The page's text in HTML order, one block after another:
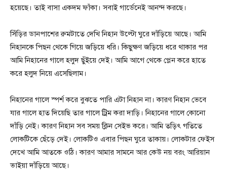
হয়েছে। তাই বাসা একদম ফাঁকা। সবাই গার্ডেনেই আনন্দ করছে।
সিঁড়ির ডানপাশের রুমটাতে দেখি নিহান উল্টো ঘুরে দাঁড়িয়ে আছে। আমি
নিহানকে পিছন থেকে গিয়ে জড়িয়ে ধরি। কিছুক্ষণ জড়িয়ে ধরে থাকার পর
আমি নিহানের গালে হলুদ ছুঁইয়ে দেই। আমি আগে থেকে প্লেন করে হাতে
করে হলুদ নিয়ে এসেছিলাম।
নিহানের গালে স্পর্শ করে বুঝতে পারি এটা নিহান না। কারণ নিহান ভেবে
যার গালে হাত দিয়েছি তার গালে ট্রিম করা দাড়ি। নিহানের গালে কোনো
দাঁড়ি নেই। কারণ নিহান সব সময় ক্লিন সেইভ করে। আমি তড়িৎ গতিতে
লোকটিকে ছেঁড়ে দেই। লোকটিও এবার পিছন ঘুরে তাকায়। লোকটার ফেইস
দেখে আমি আতকে ওঠি। কারণ আমার সামনে আর কেউ নয় বরং আরিয়ান
ভাইয়া দাঁড়িয়ে আছে।